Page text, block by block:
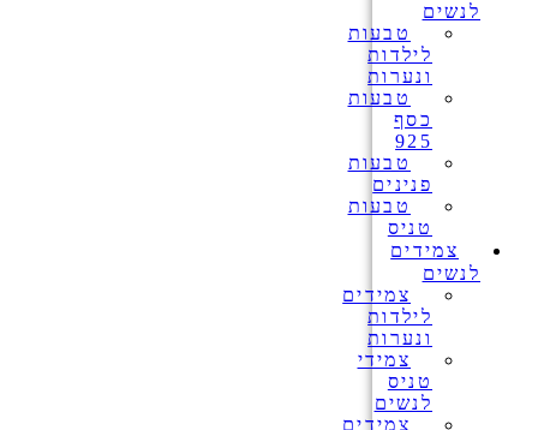
לנשים
טבעות
לילדות
ונערות
טבעות
כסף
925
טבעות
פנינים
טבעות
טניס
צמידים
לנשים
צמידים
לילדות
ונערות
צמידי
טניס
לנשים
צמידים